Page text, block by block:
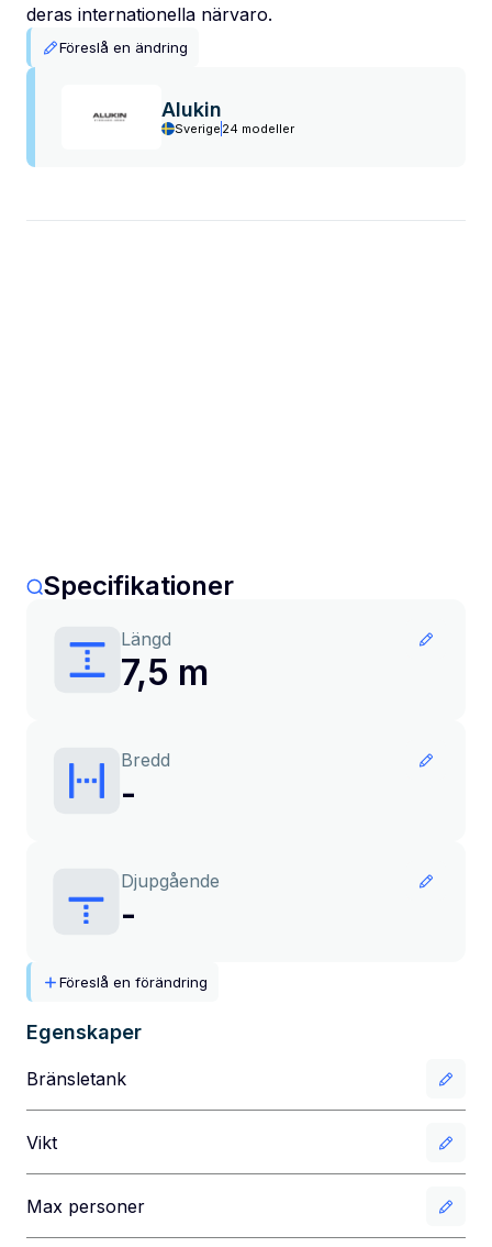
deras internationella närvaro.
Föreslå en ändring
Alukin
Sverige 24 modeller
Specifikationer
Längd
7,5 m
Bredd
-
Djupgående
-
Föreslå en förändring
Egenskaper
Bränsletank
Vikt
Max personer